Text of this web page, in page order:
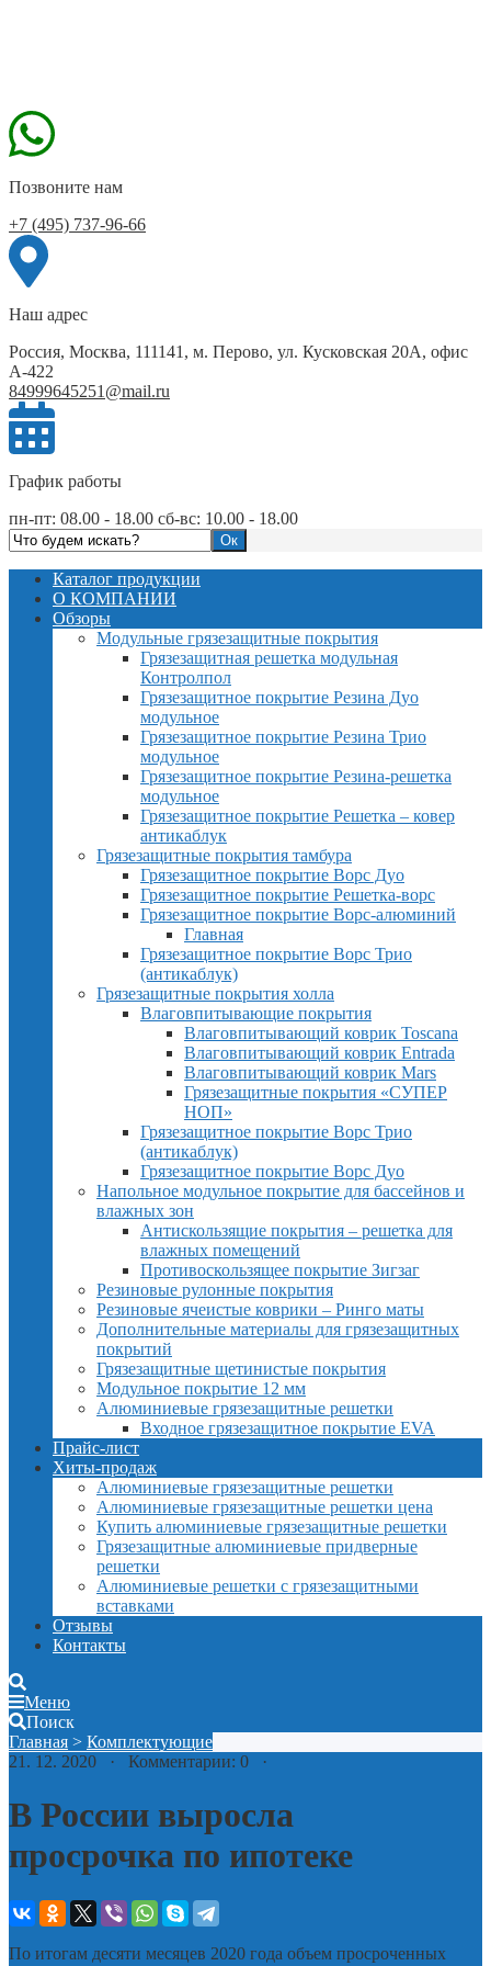
Позвоните нам
+7 (495) 737-96-66
Наш адрес
Россия, Москва, 111141, м. Перово, ул. Кусковская 20А, офис
А-422
84999645251@mail.ru
График работы
пн-пт: 08.00 - 18.00 сб-вс: 10.00 - 18.00
Каталог продукции
О КОМПАНИИ
Обзоры
Модульные грязезащитные покрытия
Грязезащитная решетка модульная
Контролпол
Грязезащитное покрытие Резина Дуо
модульное
Грязезащитное покрытие Резина Трио
модульное
Грязезащитное покрытие Резина-решетка
модульное
Грязезащитное покрытие Решетка – ковер
антикаблук
Грязезащитные покрытия тамбура
Грязезащитное покрытие Ворс Дуо
Грязезащитное покрытие Решетка-ворс
Грязезащитное покрытие Ворс-алюминий
Главная
Грязезащитное покрытие Ворс Трио
(антикаблук)
Грязезащитные покрытия холла
Влаговпитывающие покрытия
Влаговпитывающий коврик Toscana
Влаговпитывающий коврик Entrada
Влаговпитывающий коврик Mars
Грязезащитные покрытия «СУПЕР
НОП»
Грязезащитное покрытие Ворс Трио
(антикаблук)
Грязезащитное покрытие Ворс Дуо
Напольное модульное покрытие для бассейнов и
влажных зон
Антискользящие покрытия – решетка для
влажных помещений
Противоскользящее покрытие Зигзаг
Резиновые рулонные покрытия
Резиновые ячеистые коврики – Ринго маты
Дополнительные материалы для грязезащитных
покрытий
Грязезащитные щетинистые покрытия
Модульное покрытие 12 мм
Алюминиевые грязезащитные решетки
Входное грязезащитное покрытие EVA
Прайс-лист
Хиты-продаж
Алюминиевые грязезащитные решетки
Алюминиевые грязезащитные решетки цена
Купить алюминиевые грязезащитные решетки
Грязезащитные алюминиевые придверные
решетки
Алюминиевые решетки с грязезащитными
вставками
Отзывы
Контакты
Меню
Поиск
Главная > Комплектующие
21. 12. 2020 · Комментарии: 0 ·
В России выросла
просрочка по ипотеке
По итогам десяти месяцев 2020 года объем просроченных